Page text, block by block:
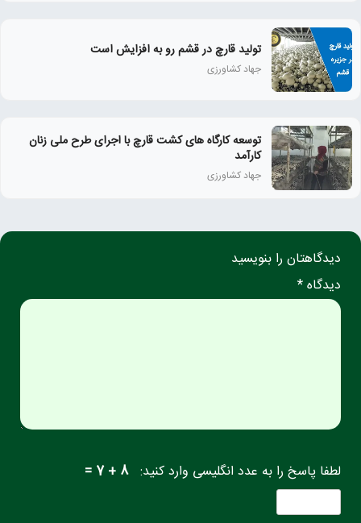
تولید قارچ در قشم رو به افزایش است
جهاد کشاورزی
توسعه کارگاه های کشت قارچ با اجرای طرح ملی زنان
كارآمد
جهاد کشاورزی
دیدگاهتان را بنویسید
دیدگاه *
لطفا پاسخ را به عدد انگلیسی وارد کنید: 8 + 7 =